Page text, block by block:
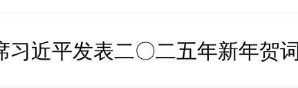
习近平发表二〇二五年新年贺词